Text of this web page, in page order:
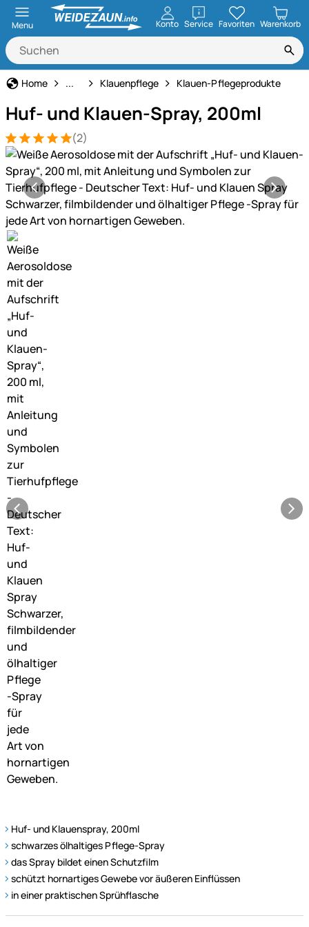
Menu Konto ServiceöffnenFavoriten Warenkorb
Home Rinderpflege
... Klauenpflege Klauen-Pflegeprodukte
Huf- und Klauen-Spray, 200ml
Bewertung: 5 von 5 (2 Bewertungen)
2 Bewertungen
(2)
Produktgalerie
Huf- und Klauenspray, 200ml
schwarzes ölhaltiges Pflege-Spray
das Spray bildet einen Schutzfilm
schützt hornartiges Gewebe vor äußeren Einflüssen
in einer praktischen Sprühflasche